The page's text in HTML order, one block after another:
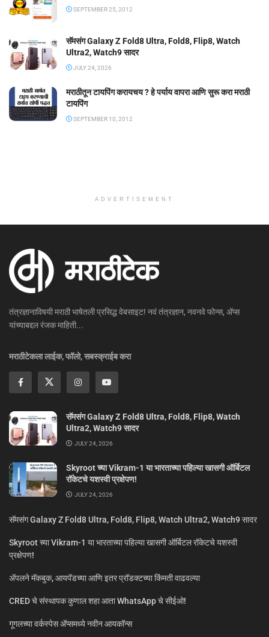
SEPTEMBER 25, 2012
सॅमसंग Galaxy Z Fold8 Ultra, Fold8, Flip8, Watch
Ultra2, Watch9 सादर
JULY 24, 2026
मराठीतून टायपिंग करायचय ? हे पर्याय वापरा आणि सुरू करा मराठी
टायपिंग
SEPTEMBER 10, 2012
ADVERTISEMENT
तंत्रज्ञानाविषयी मराठी भाषेतली प्रसिद्ध वेबसाइट! नवं तंत्रज्ञान, नवनवे फोन्स, ॲप्स
यांच्याबद्दल रंजक माहिती...
मराठीटेकला लाईक, फॉलो, सबस्क्राईब करा
सॅमसंग Galaxy Z Fold8 Ultra, Fold8, Flip8, Watch
Ultra2, Watch9 सादर
JULY 24, 2026
Skyroot च्या Vikram-1 या भारताच्या पहिल्या खासगी ऑर्बिटल
रॉकेटचे यशस्वी प्रक्षेपण!
JULY 24, 2026
सॅमसंग Galaxy Z Fold8 Ultra, Fold8, Flip8, Watch Ultra2, Watch9 सादर
Skyroot च्या Vikram-1 या भारताच्या पहिल्या खासगी ऑर्बिटल रॉकेटचे यशस्वी
प्रक्षेपण!
ॲपलने मॅकबुक, आयपॅडच्या आणि इतर प्रॉडक्टच्या किंमती वाढवल्या
CRED चे संस्थापक कुणाल शहा आता WhatsApp चे सीईओ!
गूगलच्या वर्कस्पेस अ‍ॅप्समध्ये नवीन आयकॉन्स